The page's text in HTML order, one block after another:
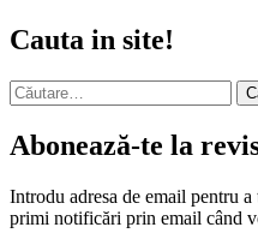
Cauta in site!
Caută
după:
Abonează-te la
Introdu adresa de email pentru
primi notificări prin email când